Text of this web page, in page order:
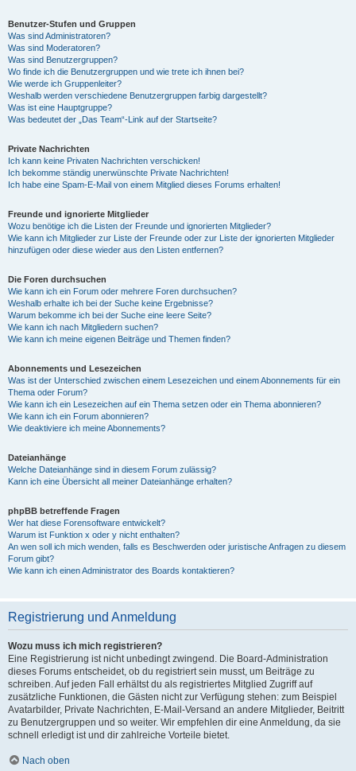
Benutzer-Stufen und Gruppen
Was sind Administratoren?
Was sind Moderatoren?
Was sind Benutzergruppen?
Wo finde ich die Benutzergruppen und wie trete ich ihnen bei?
Wie werde ich Gruppenleiter?
Weshalb werden verschiedene Benutzergruppen farbig dargestellt?
Was ist eine Hauptgruppe?
Was bedeutet der „Das Team“-Link auf der Startseite?
Private Nachrichten
Ich kann keine Privaten Nachrichten verschicken!
Ich bekomme ständig unerwünschte Private Nachrichten!
Ich habe eine Spam-E-Mail von einem Mitglied dieses Forums erhalten!
Freunde und ignorierte Mitglieder
Wozu benötige ich die Listen der Freunde und ignorierten Mitglieder?
Wie kann ich Mitglieder zur Liste der Freunde oder zur Liste der ignorierten Mitglieder
hinzufügen oder diese wieder aus den Listen entfernen?
Die Foren durchsuchen
Wie kann ich ein Forum oder mehrere Foren durchsuchen?
Weshalb erhalte ich bei der Suche keine Ergebnisse?
Warum bekomme ich bei der Suche eine leere Seite?
Wie kann ich nach Mitgliedern suchen?
Wie kann ich meine eigenen Beiträge und Themen finden?
Abonnements und Lesezeichen
Was ist der Unterschied zwischen einem Lesezeichen und einem Abonnements für ein
Thema oder Forum?
Wie kann ich ein Lesezeichen auf ein Thema setzen oder ein Thema abonnieren?
Wie kann ich ein Forum abonnieren?
Wie deaktiviere ich meine Abonnements?
Dateianhänge
Welche Dateianhänge sind in diesem Forum zulässig?
Kann ich eine Übersicht all meiner Dateianhänge erhalten?
phpBB betreffende Fragen
Wer hat diese Forensoftware entwickelt?
Warum ist Funktion x oder y nicht enthalten?
An wen soll ich mich wenden, falls es Beschwerden oder juristische Anfragen zu diesem
Forum gibt?
Wie kann ich einen Administrator des Boards kontaktieren?
Registrierung und Anmeldung
Wozu muss ich mich registrieren?
Eine Registrierung ist nicht unbedingt zwingend. Die Board-Administration
dieses Forums entscheidet, ob du registriert sein musst, um Beiträge zu
schreiben. Auf jeden Fall erhältst du als registriertes Mitglied Zugriff auf
zusätzliche Funktionen, die Gästen nicht zur Verfügung stehen: zum Beispiel
Avatarbilder, Private Nachrichten, E-Mail-Versand an andere Mitglieder, Beitritt
zu Benutzergruppen und so weiter. Wir empfehlen dir eine Anmeldung, da sie
schnell erledigt ist und dir zahlreiche Vorteile bietet.
Nach oben